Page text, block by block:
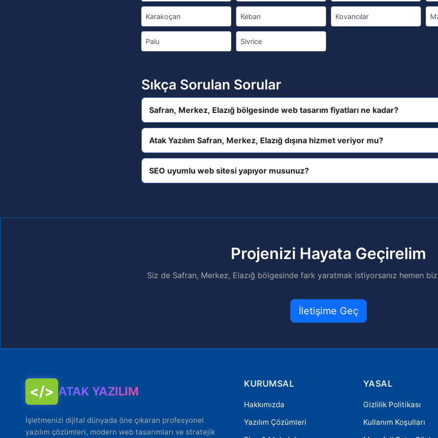
Karakoçan Keban Kovancılar
Palu Sivrice
Sıkça Sorulan Sorular
Safran, Merkez, Elazığ bölgesinde web tasarım fiyatları ne kadar?
Atak Yazılım Safran, Merkez, Elazığ dışına hizmet veriyor mu?
SEO uyumlu web sitesi yapıyor musunuz?
Projenizi Hayata Geçirelim
Siz de Safran, Merkez, Elazığ bölgesinde fark yaratmak istiyorsanız hemen
İletişime Geç
</> ATAK YAZILIM
İşletmenizi dijital dünyada öne çıkaran profesyonel
yazılım çözümleri, modern web tasarımları ve stratejik
KURUMSAL
Hakkımızda
Yazılım Çözümleri
YASAL
Gizlilik Politikası
Kullanım Koşulları